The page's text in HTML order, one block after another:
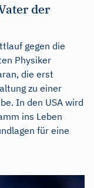
der
gegen die
Physiker
die erst
zu einer
In den USA wird
ins Leben
für eine